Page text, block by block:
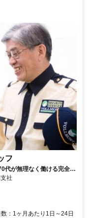
フ
代が無理なく働ける完全自
社
：1ヶ月あたり1日～24日